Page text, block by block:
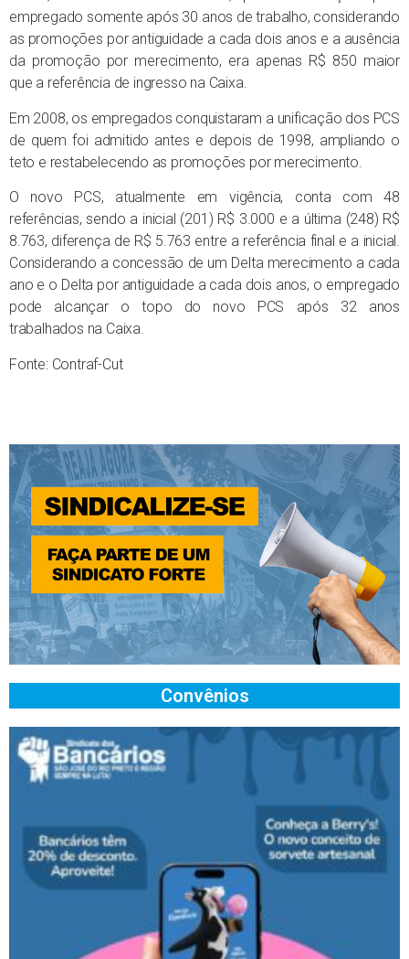
empregado somente após 30 anos de trabalho, considerando
as promoções por antiguidade a cada dois anos e a ausência
da promoção por merecimento, era apenas R$ 850 maior
que a referência de ingresso na Caixa.
Em 2008, os empregados conquistaram a unificação dos PCS
de quem foi admitido antes e depois de 1998, ampliando o
teto e restabelecendo as promoções por merecimento.
O novo PCS, atualmente em vigência, conta com 48
referências, sendo a inicial (201) R$ 3.000 e a última (248) R$
8.763, diferença de R$ 5.763 entre a referência final e a inicial.
Considerando a concessão de um Delta merecimento a cada
ano e o Delta por antiguidade a cada dois anos, o empregado
pode alcançar o topo do novo PCS após 32 anos
trabalhados na Caixa.
Fonte: Contraf-Cut
Convênios